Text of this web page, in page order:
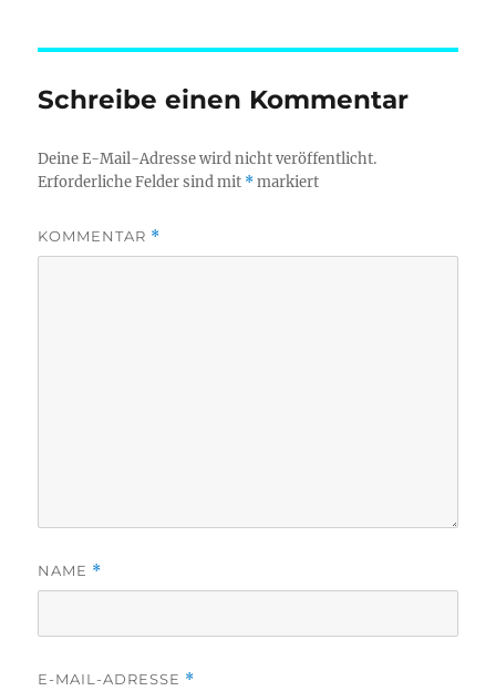
Schreibe einen Kommentar
Deine E-Mail-Adresse wird nicht veröffentlicht.
Erforderliche Felder sind mit *markiert
KOMMENTAR *
NAME *
E-MAIL-ADRESSE *